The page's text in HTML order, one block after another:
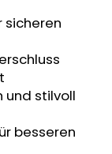
sicheren
und stilvoll
besseren